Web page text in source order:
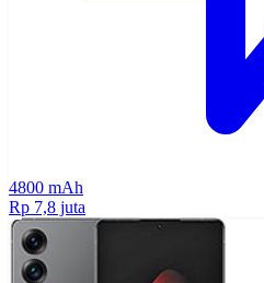
4800 mAh
Rp 7,8 juta